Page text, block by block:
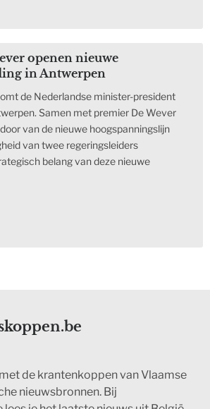
openen nieuwe
in Antwerpen
de Nederlandse minister-president
Samen met premier De Wever
van de nieuwe hoogspanningslijn
van twee regeringsleiders
belang van deze nieuwe
de krantenkoppen van Vlaamse
nieuwsbronnen. Bij